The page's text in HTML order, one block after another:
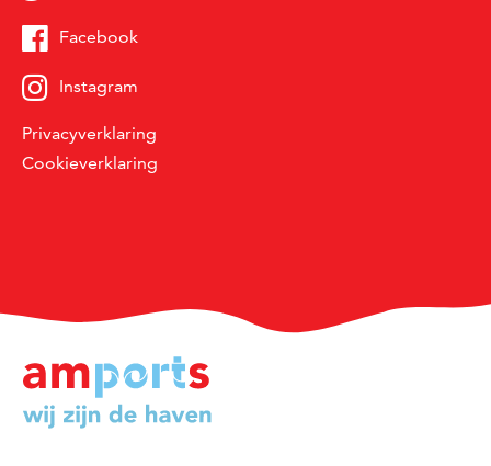
Facebook
Instagram
Privacyverklaring
Cookieverklaring